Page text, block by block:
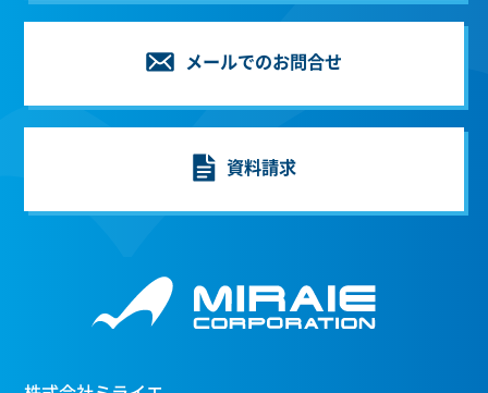
メールでのお問合せ
資料請求